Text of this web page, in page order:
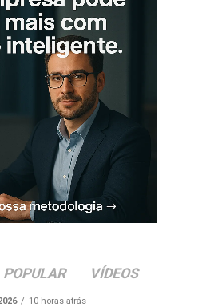
POPULAR VÍDEOS
10 horas atrás